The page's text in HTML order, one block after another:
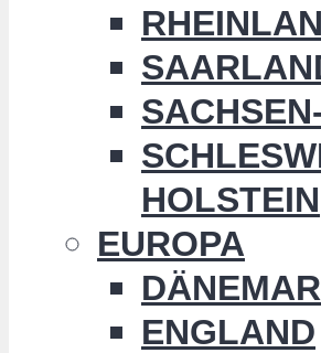
HOLSTEIN
EUROPA
ENGLAND